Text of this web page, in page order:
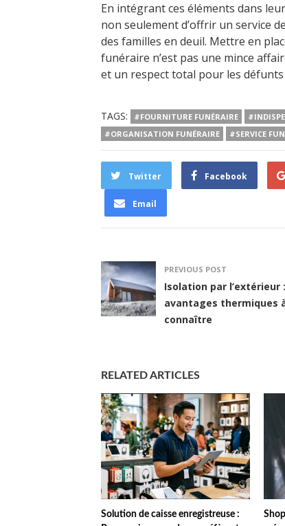
En intégrant ces éléments dans
non seulement d’offrir un service
des familles en deuil. Mettre en
funéraire n’est pas une mince
et un respect total pour les
TAGS: #FOURNITURE FUNÉRAIRE
#ORGANISATION FUNÉRAIRE
#SERVICE
Twitter Facebook
Email
PREVIOUS POST
Isolation par l’extérieur
avantages thermiques
connaître
RELATED ARTICLES
Solution de caisse enregistreuse :